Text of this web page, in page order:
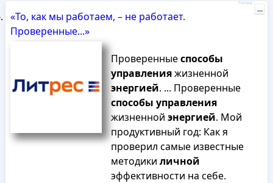
«То, как мы работаем, – не работает.
Проверенные...»
Проверенныеспособы
управленияжизненной
энергией. ... Проверенные
способы управления
жизненной энергией. Мой
продуктивный год: Как я
проверил самые известные
методики личной
эффективности на себе.
Реклама
...